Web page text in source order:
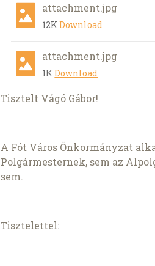
attachment.jpg
12KDownload
attachment.jpg
1KDownload
Tisztelt Vágó Gábor!
A Fót Város Önkormányzat
Polgármesternek, sem az
sem.
Tisztelettel: